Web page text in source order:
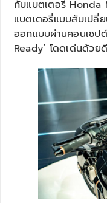
กับแบตเตอรี่ Honda
แบตเตอรี่แบบสับเปลี่
ออกแบบผ่านคอนเซป
Ready’ โดดเด่นด้ว